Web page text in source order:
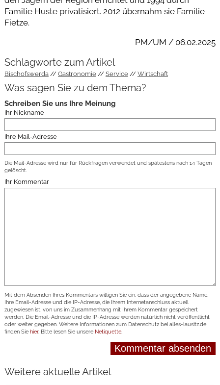
Familie Huste privatisiert. 2012 übernahm sie Familie
Fietze.
PM/UM / 06.02.2025
Schlagworte zum Artikel
Bischofswerda Gastronomie Service Wirtschaft
Was sagen Sie zu dem Thema?
Schreiben Sie uns Ihre Meinung
Ihr Nickname
Ihre Mail-Adresse
Die Mail-Adresse wird nur für Rückfragen verwendet und spätestens nach 14 Tagen
gelöscht.
Ihr Kommentar
Mit dem Absenden Ihres Kommentars willigen Sie ein, dass der angegebene Name,
Ihre Email-Adresse und die IP-Adresse, die Ihrem Internetanschluss aktuell
zugewiesen ist, von uns im Zusammenhang mit Ihrem Kommentar gespeichert
werden. Die Email-Adresse und die IP-Adresse werden natürlich nicht veröffentlicht
oder weiter gegeben. Weitere Informationen zum Datenschutz bei alles-lausitz.de
finden Sie hier. Bitte lesen Sie unsere Netiquette.
Weitere aktuelle Artikel